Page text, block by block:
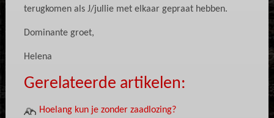
terugkomen als J/jullie met elkaar gepraat hebben.
Dominante groet,
Helena
Gerelateerde artikelen:
Hoelang kun je zonder zaadlozing?